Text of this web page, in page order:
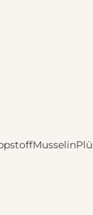
Musselin